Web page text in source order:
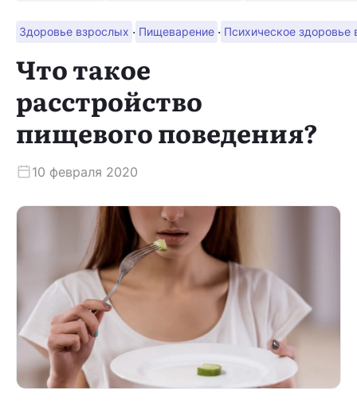
Здоровье взрослых · Пищеварение · Психическое здоровье
Что такое
расстройство
пищевого поведения?
10 февраля 2020